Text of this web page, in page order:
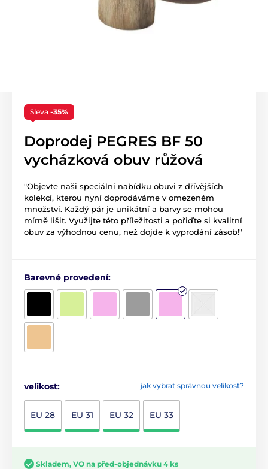
Sleva -35%
Doprodej PEGRES BF 50
vycházková obuv růžová
"Objevte naši speciální nabídku obuvi z dřívějších
kolekcí, kterou nyní doprodáváme v omezeném
množství. Každý pár je unikátní a barvy se mohou
mírně lišit. Využijte této příležitosti a pořiďte si kvalitní
obuv za výhodnou cenu, než dojde k vyprodání zásob!"
Barevné provedení:
jak vybrat správnou velikost?
velikost:
EU 28 EU 31 EU 32 EU 33
Skladem, VO na před-objednávku 4 ks